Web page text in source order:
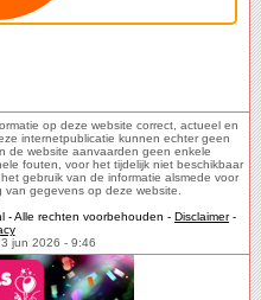
op deze website correct, actueel en
internetpublicatie kunnen echter geen
de website aanvaarden geen enkele
fouten, voor het tijdelijk niet beschikbaar
gebruik van de informatie alsmede voor
van gegevens op deze website.
- Alle rechten voorbehouden - Disclaimer-
jun 2026 - 9:46